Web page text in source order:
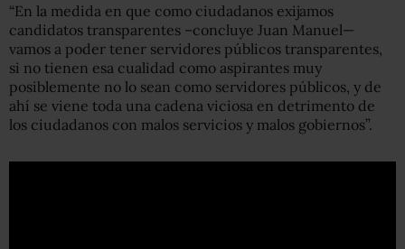
“En la medida en que como ciudadanos exijamos
candidatos transparentes –concluye Juan Manuel—
vamos a poder tener servidores públicos transparentes,
si no tienen esa cualidad como aspirantes muy
posiblemente no lo sean como servidores públicos, y de
ahí se viene toda una cadena viciosa en detrimento de
los ciudadanos con malos servicios y malos gobiernos”.